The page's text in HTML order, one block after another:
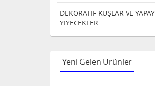
DEKORATİF KUŞLAR VE YAPAY
YİYECEKLER
Yeni Gelen Ürünler